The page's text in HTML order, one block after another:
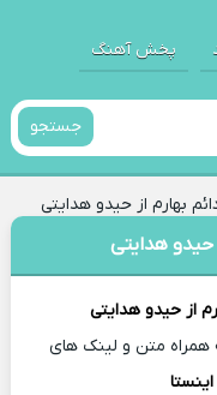
پخش آهنگ
جستجو
بهارم از حیدو هدایتی
حیدو هدایتی
ازحیدو هدایتی
همراه متن و لینک های
اینستا